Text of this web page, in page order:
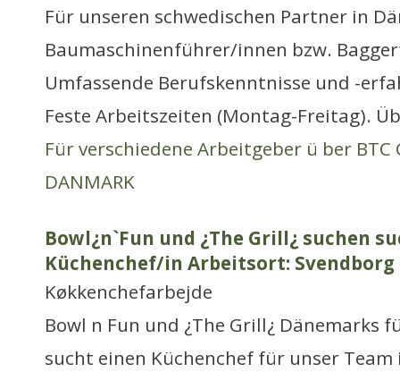
Für unseren schwedischen Partner in
Baumaschinenführer/innen bzw.
Umfassende Berufskenntnisse und -
Feste Arbeitszeiten (Montag-Freitag).
Für verschiedene Arbeitgeber ü ber BTC
DANMARK
Bowl¿n`Fun und ¿The Grill¿ suchen
Küchenchef/in Arbeitsort: Svendborg
Køkkenchefarbejde
Bowl n Fun und ¿The Grill¿ Dänemarks
sucht einen Küchenchef für unser Team